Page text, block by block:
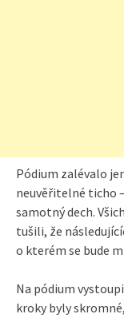
Pódium zalévalo
neuvěřitelné ticho
samotný dech.
tušili, že
o kterém se bude
Na pódium
kroky byly